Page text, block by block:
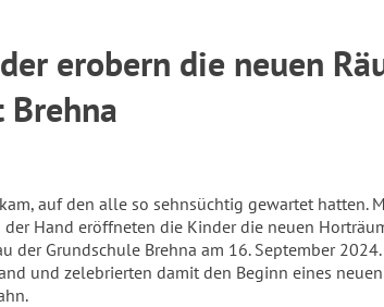
erobern die neuen
auf den alle so sehnsüchtig gewartet hatten.
der Hand eröffneten die Kinder die neuen
der Grundschule Brehna am 16. September
und zelebrierten damit den Beginn eines